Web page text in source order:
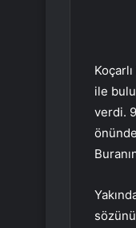
ile
verdi.
sözünü